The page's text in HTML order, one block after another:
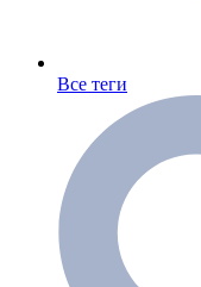
Все теги